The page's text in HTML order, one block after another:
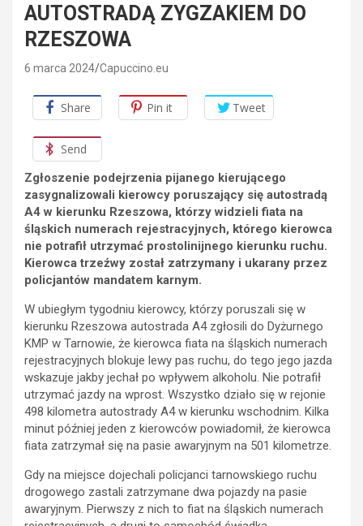
AUTOSTRADĄ ZYGZAKIEM DO
RZESZOWA
6 marca 2024 Capuccino.eu
Share Pin it Tweet
Send
Zgłoszenie podejrzenia pijanego kierującego
zasygnalizowali kierowcy poruszający się autostradą
A4 w kierunku Rzeszowa, którzy widzieli fiata na
śląskich numerach rejestracyjnych, którego kierowca
nie potrafił utrzymać prostolinijnego kierunku ruchu.
Kierowca trzeźwy został zatrzymany i ukarany przez
policjantów mandatem karnym.
W ubiegłym tygodniu kierowcy, którzy poruszali się w
kierunku Rzeszowa autostrada A4 zgłosili do Dyżurnego
KMP w Tarnowie, że kierowca fiata na śląskich numerach
rejestracyjnych blokuje lewy pas ruchu, do tego jego jazda
wskazuje jakby jechał po wpływem alkoholu. Nie potrafił
utrzymać jazdy na wprost. Wszystko działo się w rejonie
498 kilometra autostrady A4 w kierunku wschodnim. Kilka
minut później jeden z kierowców powiadomił, że kierowca
fiata zatrzymał się na pasie awaryjnym na 501 kilometrze.
Gdy na miejsce dojechali policjanci tarnowskiego ruchu
drogowego zastali zatrzymane dwa pojazdy na pasie
awaryjnym. Pierwszy z nich to fiat na śląskich numerach